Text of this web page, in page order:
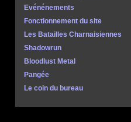
Evénénements
Fonctionnement du site
Les Batailles Charnaisiennes
Shadowrun
Bloodlust Metal
Pangée
Le coin du bureau